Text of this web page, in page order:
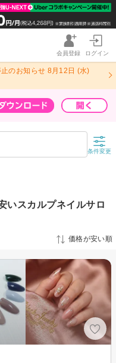
会員登録 ログイン
のお知らせ 8月12日 (水)
条件変更
いスカルプネイルサロ
価格が安い順